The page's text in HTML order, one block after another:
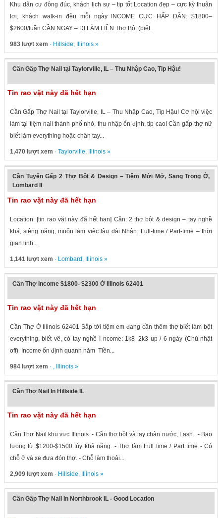
Khu dân cư đông đúc, khách lịch sự – tip tốt Location đẹp – cực kỳ thuận
lợi, khách walk-in đều mỗi ngày INCOME CỰC HẤP DẪN: $1800–
$2600/tuần CẦN NGAY – ĐI LÀM LIỀN Thợ Bột (biết...
983 lượt xem · Hillside, Illinois»
Cần Gấp Thợ Nail tại Taylorville, IL – Thu Nhập Cao, Tip Hậu!
Tin rao vặt này đã hết hạn
Cần Gấp Thợ Nail tại Taylorville, IL – Thu Nhập Cao, Tip Hậu! Cơ hội việc
làm tại tiệm nail thành phố nhỏ, thu nhập ổn định, tip cao! Cần gấp thợ nữ
biết làm everything hoặc chân tay...
1,470 lượt xem · Taylorville, Illinois»
Cần Tuyển Gấp 2 Thợ Bột & Design – Tiệm Mới Mở, Sang Trọng Ở,
Lombard Il
Tin rao vặt này đã hết hạn
Location: [tin rao vặt này đã hết hạn] Cần: 2 thợ bột & design – tay nghề
khá, siêng năng, muốn làm việc lâu dài Nhận: Full-time / Part-time – thời
gian linh...
1,141 lượt xem · Lombard , Illinois»
Cần Thợ Income $1800- $2300 Ở Illinois 62401
Tin rao vặt này đã hết hạn
Cần Thợ Ở Illinois 62401 Sắp tới tiệm em đang cần thêm thợ biết làm bột
everything, biết vẽ, có tay nghề I ncome: 1k8–2k3 up / 6 ngày (Chủ nhật
off) Income ổn định quanh năm Tiền...
984 lượt xem · , Illinois»
Cần Thợ Nail In Hillside IL
Tin rao vặt này đã hết hạn
Cần Thợ Nail khu vực Illinois - Cần thợ bột và tay chân nước, Lash. - Bao
lưong từ $1200-$1500 tùy khả năng. - Thợ làm Full time / Part time - Có
chỗ ở và xe đưa đón thợ. - Chỗ làm thoải...
2,909 lượt xem · Hillside, Illinois»
Cần Gấp Thợ Nail In Northbrook IL - Good Location